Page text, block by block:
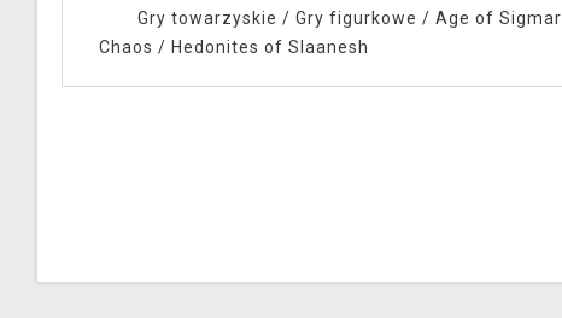
Gry towarzyskie / Gry figurkowe / Age of Sigmar
Chaos / Hedonites of Slaanesh